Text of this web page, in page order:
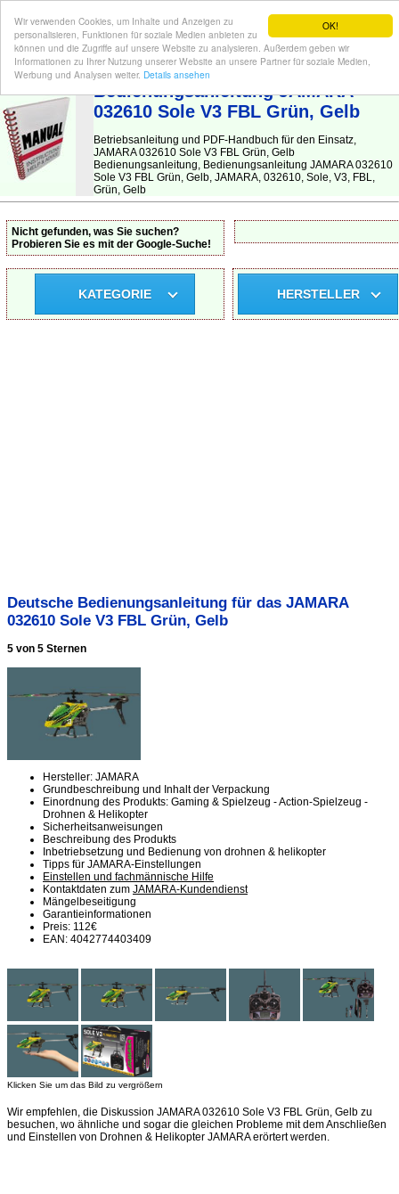
OK!
Wir verwenden Cookies, um Inhalte und Anzeigen zu
personalisieren, Funktionen für soziale Medien anbieten zu
können und die Zugriffe auf unsere Website zu analysieren. Außerdem geben wir
Informationen zu Ihrer Nutzung unserer Website an unsere Partner für soziale Medien,
Werbung und Analysen weiter. Details ansehen
BEDIENUNGSANLEITUNG| Hier finden Sie die deutsche Anleitung!
Bedienungsanleitung JAMARA
032610 Sole V3 FBL Grün, Gelb
Betriebsanleitung und PDF-Handbuch für den Einsatz,
JAMARA 032610 Sole V3 FBL Grün, Gelb
Bedienungsanleitung, Bedienungsanleitung JAMARA 032610
Sole V3 FBL Grün, Gelb, JAMARA, 032610, Sole, V3, FBL,
Grün, Gelb
Nicht gefunden, was Sie suchen?
Probieren Sie es mit der Google-Suche!
KATEGORIE HERSTELLER
Deutsche Bedienungsanleitung für das JAMARA
032610 Sole V3 FBL Grün, Gelb
5 von 5 Sternen
Hersteller: JAMARA
Grundbeschreibung und Inhalt der Verpackung
Einordnung des Produkts: Gaming & Spielzeug - Action-Spielzeug -
Drohnen & Helikopter
Sicherheitsanweisungen
Beschreibung des Produkts
Inbetriebsetzung und Bedienung von drohnen & helikopter
Tipps für JAMARA-Einstellungen
Einstellen und fachmännische Hilfe
Kontaktdaten zum JAMARA-Kundendienst
Mängelbeseitigung
Garantieinformationen
Preis: 112€
EAN: 4042774403409
Klicken Sie um das Bild zu vergrößern
Wir empfehlen, die Diskussion JAMARA 032610 Sole V3 FBL Grün, Gelb zu
besuchen, wo ähnliche und sogar die gleichen Probleme mit dem Anschließen
und Einstellen von Drohnen & Helikopter JAMARA erörtert werden.